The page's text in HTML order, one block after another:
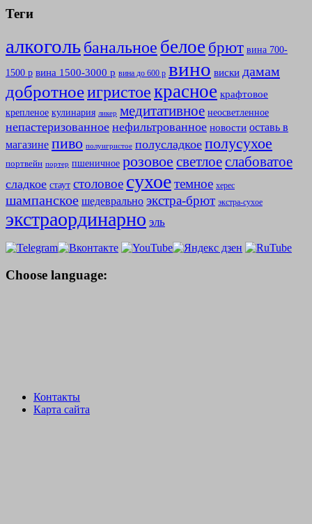
Теги
алкогольбанальное белое брют вина 700-
1500 р вина 1500-3000 р вина до 600 р вино виски дамам
добротноеигристоекрасное крафтовое
крепленое кулинария ликер медитативное неосветленное
непастеризованное нефильтрованное новости оставь в
магазине пиво полуигристое полусладкое полусухое
портвейн портер пшеничное розовое светлоеслабоватое
сладкое стаут столовое сухоетемное херес
шампанское шедеврально экстра-брют экстра-сухое
экстраординарно эль
Choose language:
Контакты
Карта сайта